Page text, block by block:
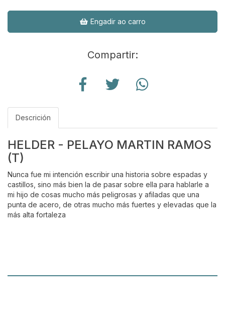
Engadir ao carro
Compartir:
Descrición
HELDER - PELAYO MARTIN RAMOS
(T)
Nunca fue mi intención escribir una historia sobre espadas y
castillos, sino más bien la de pasar sobre ella para hablarle a
mi hijo de cosas mucho más peligrosas y afiladas que una
punta de acero, de otras mucho más fuertes y elevadas que la
más alta fortaleza